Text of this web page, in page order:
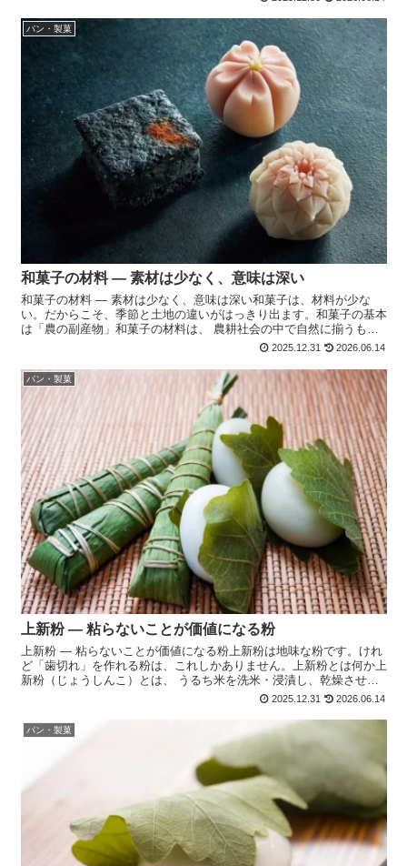
パン・製菓
和菓子の材料 ― 素材は少なく、意味は深い
和菓子の材料 ― 素材は少なく、意味は深い和菓子は、材料が少な
い。だからこそ、季節と土地の違いがはっきり出ます。和菓子の基本
は「農の副産物」和菓子の材料は、 農耕社会の中で自然に揃うもの
が中心です。代表的なのは、・ 米・ 豆・ 砂糖・ 水い...
2025.12.31 2026.06.14
パン・製菓
上新粉 ― 粘らないことが価値になる粉
上新粉 ― 粘らないことが価値になる粉上新粉は地味な粉です。けれ
ど「歯切れ」を作れる粉は、これしかありません。上新粉とは何か上
新粉（じょうしんこ）とは、 うるち米を洗米・浸漬し、乾燥させて
製粉した米粉です。 最大の特徴は、・ もち米ではない...
2025.12.31 2026.06.14
パン・製菓